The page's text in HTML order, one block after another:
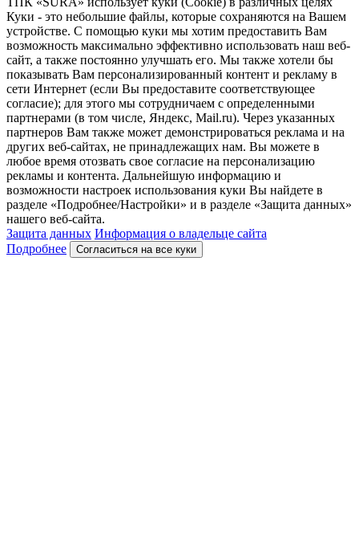
Куки - это небольшие файлы, которые сохраняются на Вашем
устройстве. С помощью куки мы хотим предоставить Вам
возможность максимально эффективно использовать наш веб-
сайт, а также постоянно улучшать его. Мы также хотели бы
показывать Вам персонализированный контент и рекламу в
сети Интернет (если Вы предоставите соответствующее
согласие); для этого мы сотрудничаем с определенными
партнерами (в том числе, Яндекс, Mail.ru). Через указанных
партнеров Вам также может демонстрироваться реклама и на
других веб-сайтах, не принадлежащих нам. Вы можете в
любое время отозвать свое согласие на персонализацию
рекламы и контента. Дальнейшую информацию и
возможности настроек использования куки Вы найдете в
разделе «Подробнее/Настройки» и в разделе «Защита данных»
нашего веб-сайта.
Защита данных Информация о владельце сайта
Подробнее
Согласиться на все куки